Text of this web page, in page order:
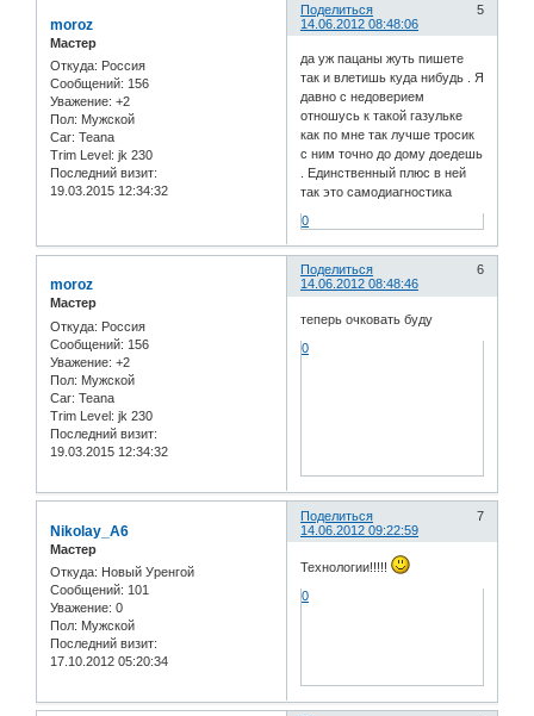
Поделиться
5
14.06.2012 08:48:06
moroz
Мастер
Откуда: Россия
Сообщений: 156
Уважение: +2
Пол: Мужской
Car: Teana
Trim Level: jk 230
Последний визит:
19.03.2015 12:34:32
да уж пацаны жуть пишете
так и влетишь куда нибудь . Я
давно с недоверием
отношусь к такой газульке
как по мне так лучше тросик
с ним точно до дому доедешь
. Единственный плюс в ней
так это самодиагностика
0
Поделиться
6
14.06.2012 08:48:46
moroz
Мастер
Откуда: Россия
Сообщений: 156
Уважение: +2
Пол: Мужской
Car: Teana
Trim Level: jk 230
Последний визит:
19.03.2015 12:34:32
теперь очковать буду
0
Поделиться
7
14.06.2012 09:22:59
Nikolay_A6
Мастер
Откуда: Новый Уренгой
Сообщений: 101
Уважение: 0
Пол: Мужской
Последний визит:
17.10.2012 05:20:34
Технологии!!!!!
0